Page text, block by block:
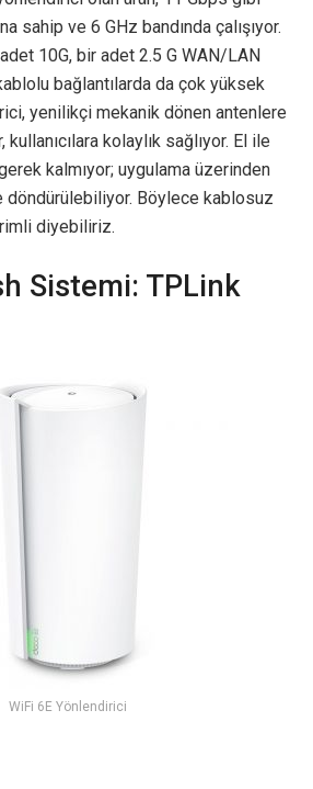
sahip ve 6 GHz bandında çalışıyor.
10G, bir adet 2.5 G WAN/LAN
bağlantılarda da çok yüksek
yenilikçi mekanik dönen antenlere
kolaylık sağlıyor. El ile
kalmıyor; uygulama üzerinden
döndürülebiliyor. Böylece kablosuz
diyebiliriz.
Sistemi: TPLink
WiFi 6E Yönlendirici